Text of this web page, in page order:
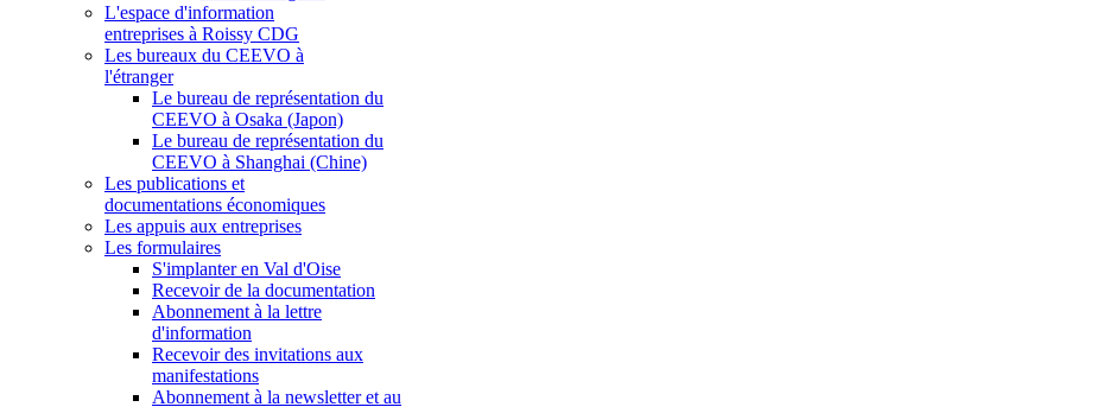
L'espace d'information
entreprises à Roissy CDG
Les bureaux du CEEVO à
l'étranger
Le bureau de représentation du
CEEVO à Osaka (Japon)
Le bureau de représentation du
CEEVO à Shanghai (Chine)
Les publications et
documentations économiques
Les appuis aux entreprises
Les formulaires
S'implanter en Val d'Oise
Recevoir de la documentation
Abonnement à la lettre
d'information
Recevoir des invitations aux
manifestations
Abonnement à la newsletter et au